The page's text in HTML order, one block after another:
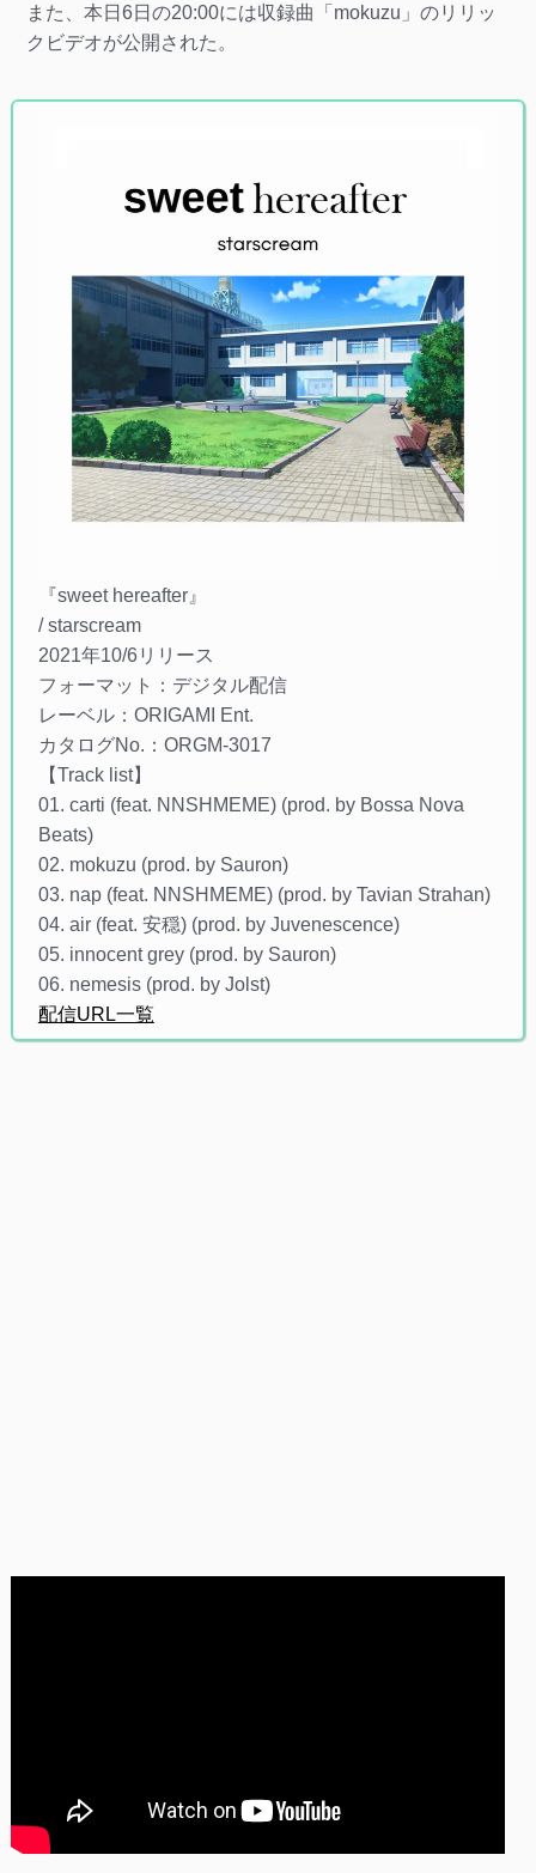
また、本日6日の20:00には収録曲「mokuzu」のリリッ
クビデオが公開された。
『sweet hereafter』
/ starscream
2021年10/6リリース
フォーマット：デジタル配信
レーベル：ORIGAMI Ent.
カタログNo.：ORGM-3017
【Track list】
01. carti (feat. NNSHMEME) (prod. by Bossa Nova
Beats)
02. mokuzu (prod. by Sauron)
03. nap (feat. NNSHMEME) (prod. by Tavian Strahan)
04. air (feat. 安穏) (prod. by Juvenescence)
05. innocent grey (prod. by Sauron)
06. nemesis (prod. by Jolst)
配信URL一覧